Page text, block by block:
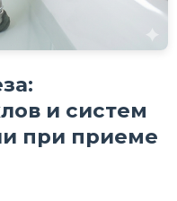
и систем
при приеме